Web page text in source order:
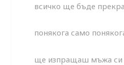
всичко ще бъде
понякога само
ще изпращаш мъжа си